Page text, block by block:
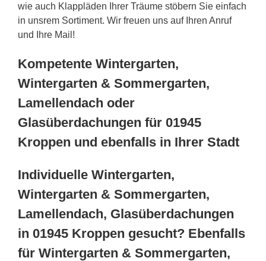
wie auch Klappläden Ihrer Träume stöbern Sie einfach
in unsrem Sortiment. Wir freuen uns auf Ihren Anruf
und Ihre Mail!
Kompetente Wintergarten,
Wintergarten & Sommergarten,
Lamellendach oder
Glasüberdachungen für 01945
Kroppen und ebenfalls in Ihrer Stadt
Individuelle Wintergarten,
Wintergarten & Sommergarten,
Lamellendach, Glasüberdachungen
in 01945 Kroppen gesucht? Ebenfalls
für Wintergarten & Sommergarten,